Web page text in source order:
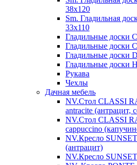
38x120
Sm. Гладильная
33х110
Гладильные доски
Гладильные доски
Гладильные доски
Гладильные доски
Рукава
Чехлы
Дачная мебель
NV.Стол CLASSI
antracite (антрацит,
NV.Стол CLASSI
cappuccino
NV.Кресло
(антрацит)
NV.Кресло